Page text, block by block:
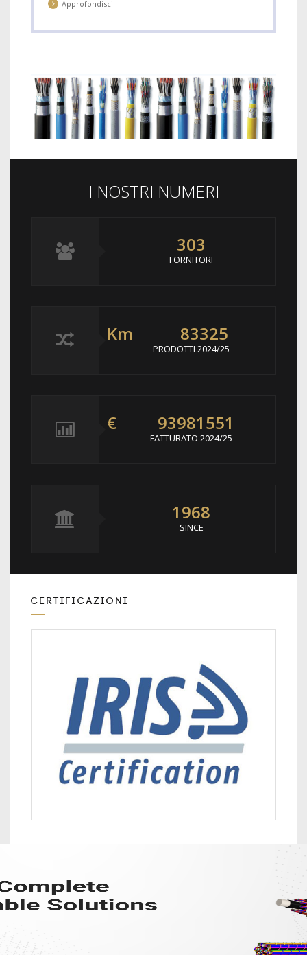
Approfondisci
I NOSTRI NUMERI
303
FORNITORI
Km 83325
PRODOTTI 2024/25
€ 93981551
FATTURATO 2024/25
1968
SINCE
CERTIFICAZIONI